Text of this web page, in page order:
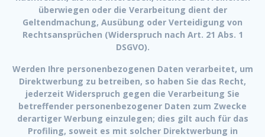
überwiegen oder die Verarbeitung dient der
Geltendmachung, Ausübung oder Verteidigung von
Rechtsansprüchen (Widerspruch nach Art. 21 Abs. 1
DSGVO).
Werden Ihre personenbezogenen Daten verarbeitet, um
Direktwerbung zu betreiben, so haben Sie das Recht,
jederzeit Widerspruch gegen die Verarbeitung Sie
betreffender personenbezogener Daten zum Zwecke
derartiger Werbung einzulegen; dies gilt auch für das
Profiling, soweit es mit solcher Direktwerbung in